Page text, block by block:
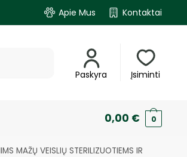
Apie Mus Kontaktai
Paskyra Įsiminti
0,00 € 0
MAŽŲ VEISLIŲ STERILIZUOTIEMS IR